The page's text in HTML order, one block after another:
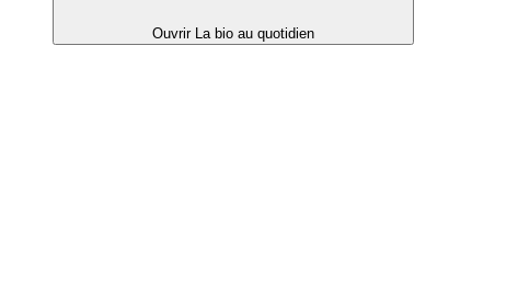
Ouvrir La bio au quotidien